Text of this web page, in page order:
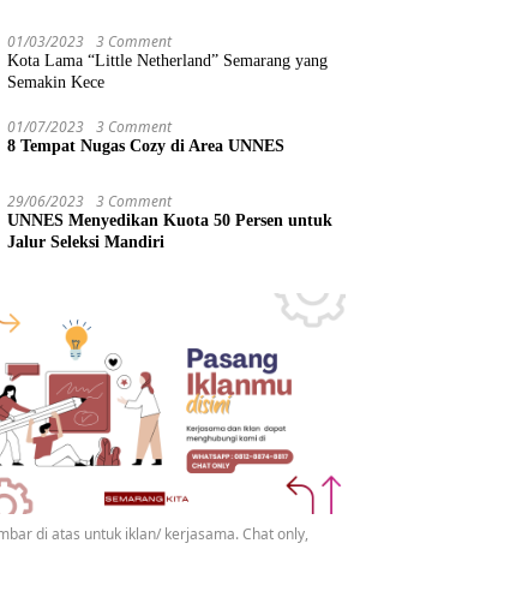
01/03/2023 3 Comment
Kota Lama “Little Netherland” Semarang yang
Semakin Kece
01/07/2023 3 Comment
8 Tempat Nugas Cozy di Area UNNES
29/06/2023 3 Comment
UNNES Menyedikan Kuota 50 Persen untuk
Jalur Seleksi Mandiri
di atas untuk iklan/ kerjasama. Chat only,